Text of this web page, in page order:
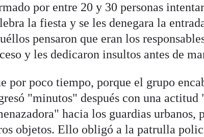
por entre 20 y 30 personas
la fiesta y se les denegara la
pensaron que eran los
y les dedicaron insultos antes de
por poco tiempo, porque el grupo
"minutos" después con una
hacia los guardias urbanos,
objetos. Ello obligó a la patrulla